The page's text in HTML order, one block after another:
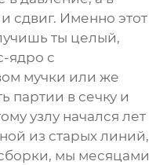
сдвиг. Именно этот
ты целый,
ядро с
мучки или же
партии в сечку и
узлу начался лет
из старых линий,
мы месяцами